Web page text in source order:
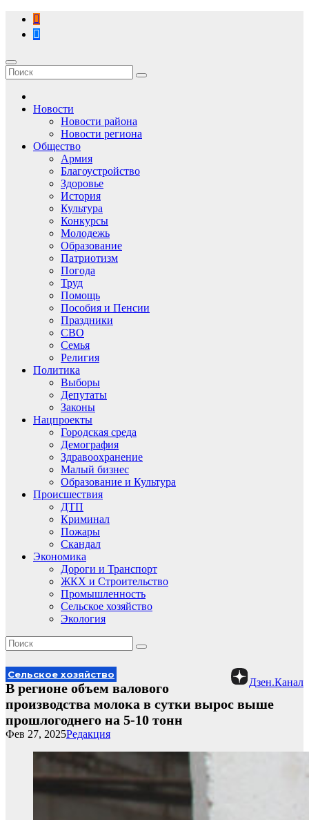
Перейти
содержимому
Новости
Новости района
Новости региона
Общество
Армия
Благоустройство
Здоровье
История
Культура
Конкурсы
Молодежь
Образование
Патриотизм
Погода
Труд
Помощь
Пособия и Пенсии
Праздники
СВО
Семья
Религия
Политика
Выборы
Депутаты
Законы
Нацпроекты
Городская среда
Демография
Здравоохранение
Малый бизнес
Образование и Культура
Происшествия
ДТП
Криминал
Пожары
Скандал
Экономика
Дороги и Транспорт
ЖКХ и Строительство
Промышленность
Сельское хозяйство
Экология
Сельское хозяйство
Дзен.Канал
В регионе объем валового
производства молока в сутки вырос выше
прошлогоднего на 5-10 тонн
Редакция
Фев 27, 2025